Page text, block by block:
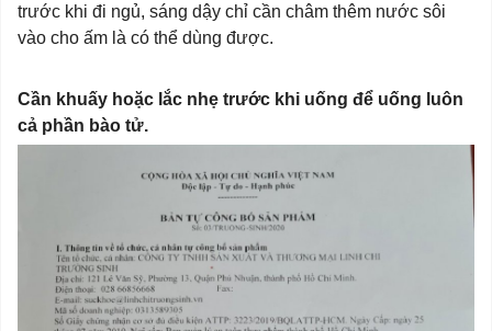
trước khi đi ngủ, sáng dậy chỉ cần châm thêm nước sôi
vào cho ấm là có thể dùng được.
Cần khuấy hoặc lắc nhẹ trước khi uống để uống luôn
cả phần bào tử.